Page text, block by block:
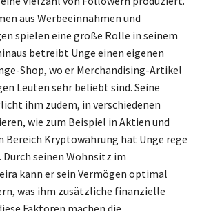
aus Werbeeinnahmen und
spielen eine große Rolle in seinem
betreibt Unge einen eigenen
Shop, wo er Merchandising-Artikel
Leuten sehr beliebt sind. Seine
ihm zudem, in verschiedenen
wie zum Beispiel in Aktien und
Bereich Kryptowährung hat Unge rege
seinen Wohnsitz im
kann er sein Vermögen optimal
was ihm zusätzliche finanzielle
Faktoren machen die